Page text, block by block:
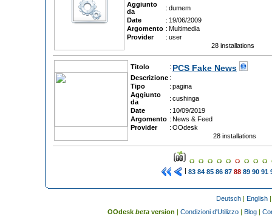
Aggiunto
da
: dumem
Date
: 19/06/2009
Argomento : Multimedia
Provider
: user
28 installations
Titolo : PCS Fake News
Descrizione :
Tipo
: pagina
Aggiunto
da
: cushinga
Date
: 10/09/2019
Argomento : News & Feed
Provider
: OOdesk
28 installations
| 83 84 85 86 87 88 89 90 91
Deutsch | English
OOdesk betaversion | Condizioni d'Utilizzo| Blog|